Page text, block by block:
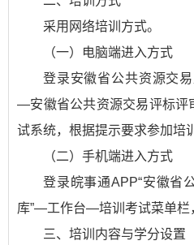
采用网络培训方式。
（一）电脑端进入方式
登录安徽省公共资源交易
—安徽省公共资源交易评标
试系统，根据提示要求参加培
（二）手机端进入方式
登录皖事通APP“安徽省
库”—工作台—培训考试菜单栏
三、培训内容与学分设置